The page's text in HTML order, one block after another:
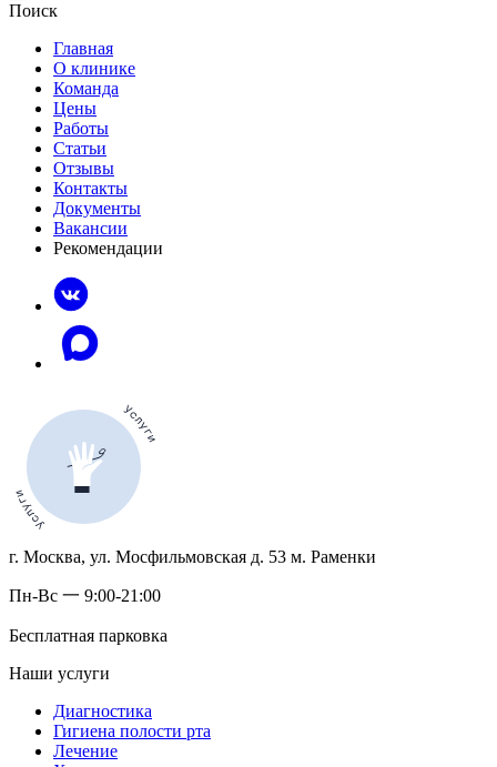
Поиск
Главная
О клинике
Команда
Цены
Работы
Статьи
Отзывы
Контакты
Документы
Вакансии
Рекомендации
г. Москва, ул. Мосфильмовская д. 53 м. Раменки
Пн-Вс 一 9:00-21:00
Бесплатная парковка
Наши услуги
Диагностика
Гигиена полости рта
Лечение